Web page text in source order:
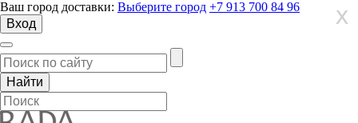
Ваш город доставки: Выберите город +7 913 700 84 96
Вход
X
X
X